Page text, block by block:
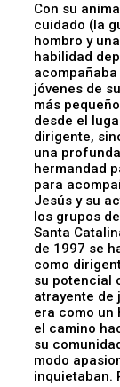
Con su
cuidado (la
hombro y
habilidad
jóvenes de
más
desde el
dirigente,
una
hermandad
para
Jesús y su
los grupos
Santa
de 1997 se
como
su potencial
atrayente de
era como un
el camino
su
modo
inquietaban.